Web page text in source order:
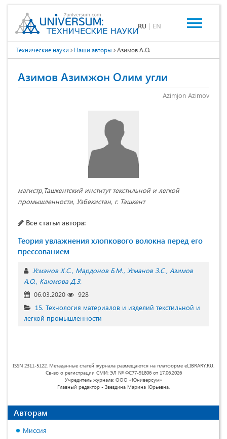
RU | EN
Технические науки Наши авторы Азимов А.О.
Азимов Азимжон Олим угли
Azimjon Аzimov
магистр,Ташкентский институт текстильной и легкой
промышленности, Узбекистан, г. Ташкент
Все статьи автора:
Теория увлажнения хлопкового волокна перед его
прессованием
Усманов Х.С. Мардонов Б.М. Усманов З.С. Азимов
А.О. Каюмова Д.З.
06.03.2020
928
15. Технология материалов и изделий текстильной и
легкой промышленности
ISSN 2311-5122. Метаданные статей журнала размещаются на платформе eLIBRARY.RU.
Св-во о регистрации СМИ: ЭЛ № ФС77-91806 от 17.06.2026
Учредитель журнала: ООО «Юниверсум»
Главный редактор - Звездина Марина Юрьевна.
Авторам
Миссия